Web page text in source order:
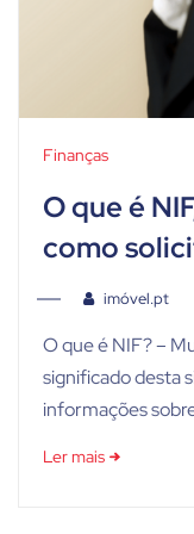
Finanças
O que é
como
imóvel.pt
O que é NIF? –
significado desta
informações
Ler mais